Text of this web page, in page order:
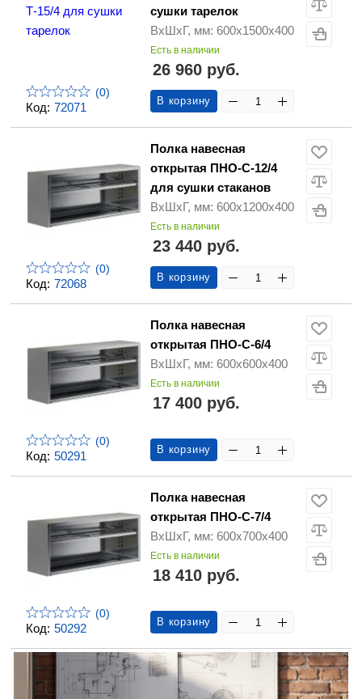
Код: 72071
(0)
сушки тарелок
ВхШхГ, мм: 600х1500х400
Есть в наличии
26 960 руб.
В корзину
Код: 72068
(0)
Полка навесная
открытая ПНО-С-12/4
для сушки стаканов
ВхШхГ, мм: 600х1200х400
Есть в наличии
23 440 руб.
В корзину
Код: 50291
(0)
Полка навесная
открытая ПНО-С-6/4
ВхШхГ, мм: 600х600х400
Есть в наличии
17 400 руб.
В корзину
Код: 50292
(0)
Полка навесная
открытая ПНО-С-7/4
ВхШхГ, мм: 600х700х400
Есть в наличии
18 410 руб.
В корзину